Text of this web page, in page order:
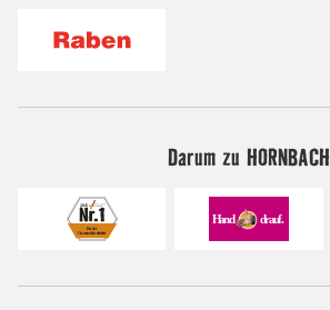
Darum zu HORNBACH